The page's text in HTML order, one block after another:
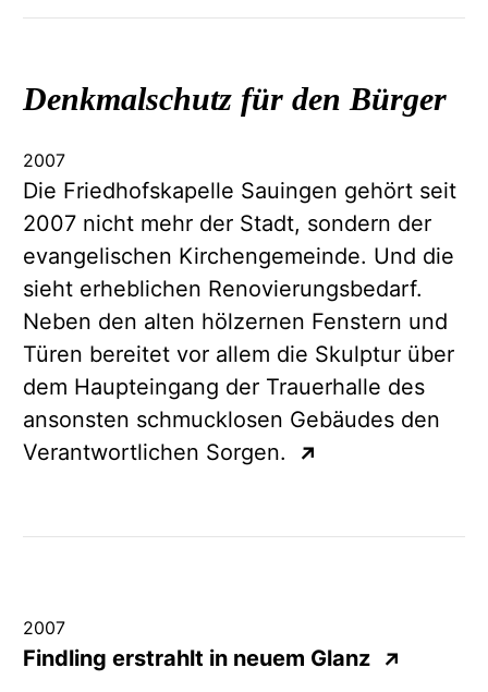
Denkmalschutz für den Bürger
2007
Die Friedhofskapelle Sauingen gehört seit
2007 nicht mehr der Stadt, sondern der
evangelischen Kirchengemeinde. Und die
sieht erheblichen Renovierungsbedarf.
Neben den alten hölzernen Fenstern und
Türen bereitet vor allem die Skulptur über
dem Haupteingang der Trauerhalle des
ansonsten schmucklosen Gebäudes den
Verantwortlichen Sorgen.
↗
Findling erstrahlt in neuem Glanz ↗
2007